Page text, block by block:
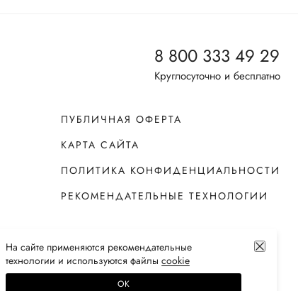
8 800 333 49 29
Круглосуточно и бесплатно
ПУБЛИЧНАЯ ОФЕРТА
КАРТА САЙТА
ПОЛИТИКА КОНФИДЕНЦИАЛЬНОСТИ
РЕКОМЕНДАТЕЛЬНЫЕ ТЕХНОЛОГИИ
На сайте применяются рекомендательные
технологии и используются файлы сооkiе
ОК